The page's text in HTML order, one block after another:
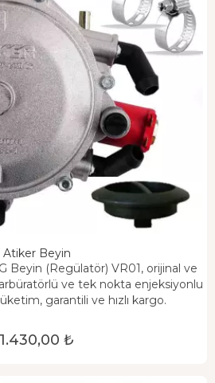
Atiker Beyin
Beyin (Regülatör) VR01, orijinal ve
ve tek nokta enjeksiyonlu
garantili ve hızlı kargo.
1.430,00 ₺